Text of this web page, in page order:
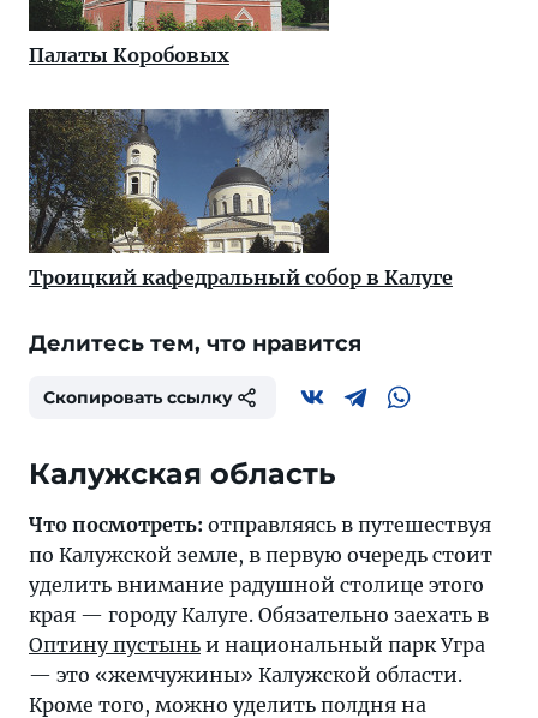
Палаты Коробовых
Троицкий кафедральный собор в Калуге
Делитесь тем, что нравится
Скопировать ссылку
Калужская область
Что посмотреть: отправляясь в путешествуя
по Калужской земле, в первую очередь стоит
уделить внимание радушной столице этого
края — городу Калуге. Обязательно заехать в
Оптину пустынь и национальный парк Угра
— это «жемчужины» Калужской области.
Кроме того, можно уделить полдня на